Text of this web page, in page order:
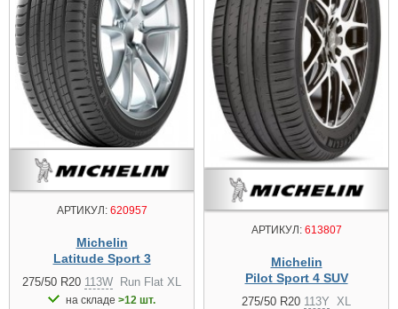
АРТИКУЛ:620957
Michelin
Latitude Sport 3
275/50 R20 113W Run Flat XL
на складе >12 шт.
АРТИКУЛ:613807
Michelin
Pilot Sport 4 SUV
275/50 R20 113Y XL